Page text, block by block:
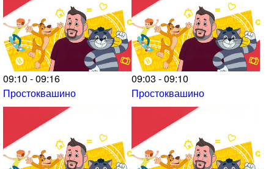
09:10 - 09:16
Простоквашино
09:03 - 09:10
Простоквашино